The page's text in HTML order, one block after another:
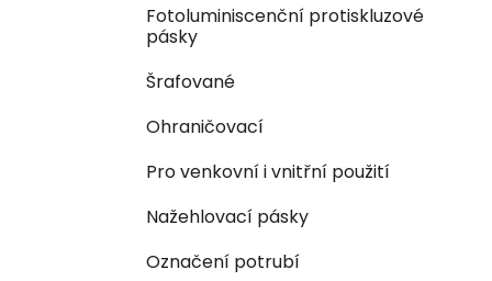
Fotoluminiscenční protiskluzové
pásky
Šrafované
Ohraničovací
Pro venkovní i vnitřní použití
Nažehlovací pásky
Označení potrubí